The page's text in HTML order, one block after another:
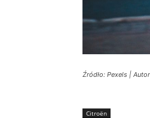
Źródło: Pexels |
Citroën